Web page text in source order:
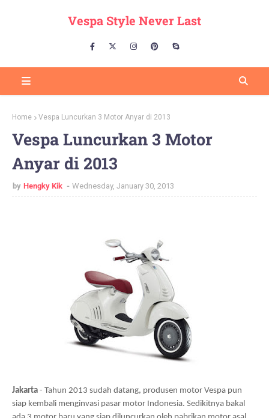
Vespa Style Never Last
Home Vespa Luncurkan 3 Motor Anyar di 2013
Vespa Luncurkan 3 Motor
Anyar di 2013
by Hengky Kik Wednesday, January 30, 2013
Jakarta - Tahun 2013 sudah datang, produsen motor Vespa pun
siap kembali menginvasi pasar motor Indonesia. Sedikitnya bakal